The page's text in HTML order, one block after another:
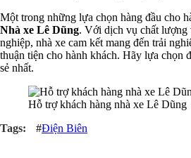
Một trong những lựa chọn hàng đầu cho
Nhà xe Lê Dũng. Với dịch vụ chất lượng
nghiệp, nhà xe cam kết mang đến trải
thuận tiện cho hành khách. Hãy lựa chọn
sẻ nhất.
Hỗ trợ khách hàng nhà xe Lê Dũng
#Điện Biên